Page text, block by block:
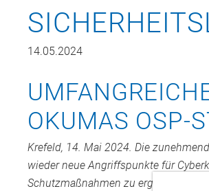
14.05.2024
OKUMAS OSP-
Krefeld, 14. Mai 2024. Die
wieder neue Angriffspunkte für
Schutzmaßnahmen zu ergreifen. Aus